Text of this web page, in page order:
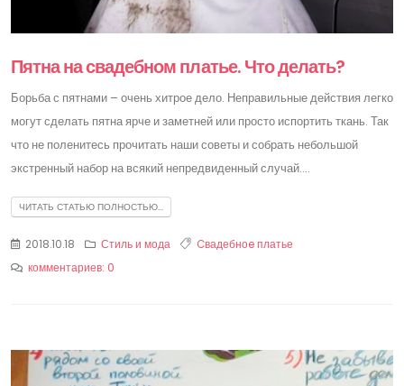
Пятна на свадебном платье. Что делать?
Борьба с пятнами – очень хитрое дело. Неправильные действия легко
могут сделать пятна ярче и заметней или просто испортить ткань. Так
что не поленитесь прочитать наши советы и собрать небольшой
экстренный набор на всякий непредвиденный случай....
ЧИТАТЬ СТАТЬЮ ПОЛНОСТЬЮ...
2018.10.18 Стиль и мода
Cвадебноe платье
комментариев: 0